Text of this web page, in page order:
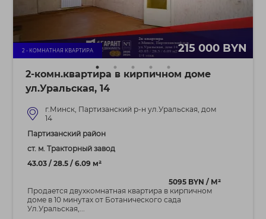
2 - КОМНАТНАЯ КВАРТИРА 215 000 BYN
2-комн.квартира в кирпичном доме
ул.Уральская, 14
г.Минск, Партизанский р-н ул.Уральская, дом
14
Партизанский район
ст. м. Тракторный завод
43.03 / 28.5 / 6.09 м²
5095 BYN / М²
Продается двухкомнатная квартира в кирпичном
доме в 10 минутах от Ботанического сада
Ул.Уральская,...